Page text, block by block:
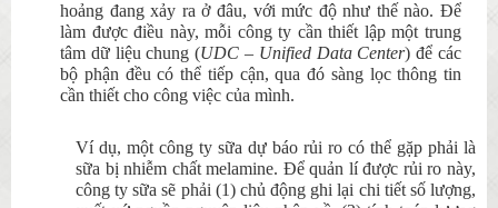
hoảng đang xảy ra ở đâu, với mức độ như thế nào. Để
làm được điều này, mỗi công ty cần thiết lập một trung
tâm dữ liệu chung (UDC – Unified Data Center) để các
bộ phận đều có thể tiếp cận, qua đó sàng lọc thông tin
cần thiết cho công việc của mình.
Ví dụ, một công ty sữa dự báo rủi ro có thể gặp phải là
sữa bị nhiễm chất melamine. Để quản lí được rủi ro này,
công ty sữa sẽ phải (1) chủ động ghi lại chi tiết số lượng,